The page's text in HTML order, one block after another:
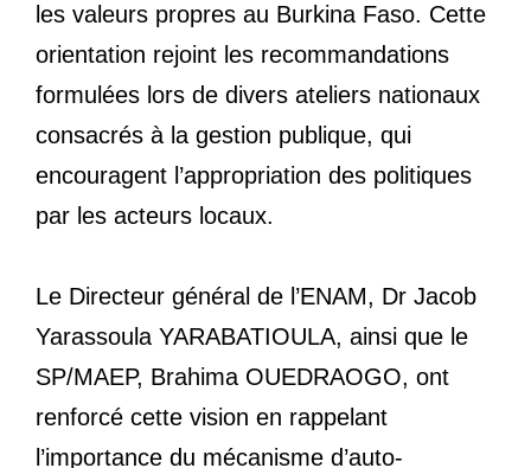
les valeurs propres au Burkina Faso. Cette
orientation rejoint les recommandations
formulées lors de divers ateliers nationaux
consacrés à la gestion publique, qui
encouragent l’appropriation des politiques
par les acteurs locaux.
Le Directeur général de l’ENAM, Dr Jacob
Yarassoula YARABATIOULA, ainsi que le
SP/MAEP, Brahima OUEDRAOGO, ont
renforcé cette vision en rappelant
l’importance du mécanisme d’auto-